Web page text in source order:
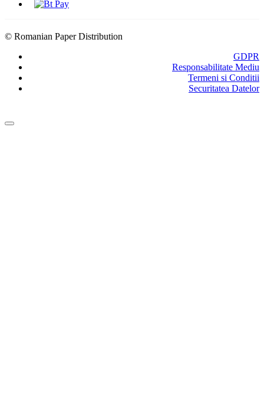
© Romanian Paper Distribution
GDPR
Responsabilitate Mediu
Termeni si Conditii
Securitatea Datelor